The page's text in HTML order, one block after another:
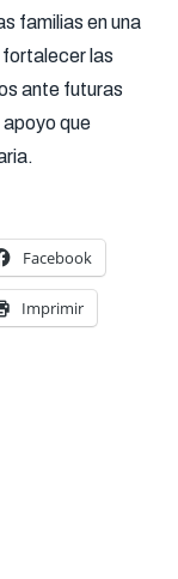
familias en una
fortalecer las
ante futuras
que
Facebook
Imprimir